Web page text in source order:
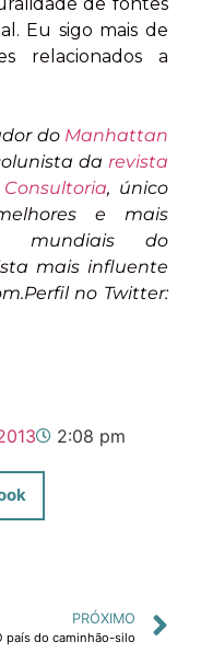
Eu sigo mais de
relacionados a
do Manhattan
da revista
, único
e mais
mundiais do
mais influente
no Twitter:
2:08 pm
PRÓXIMO
país do caminhão-silo